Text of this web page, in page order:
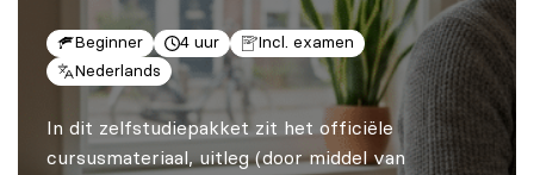
Beginner 4 uur
Incl. examen
Nederlands
In dit zelfstudiepakket zit het officiële
cursusmateriaal, uitleg (door middel van